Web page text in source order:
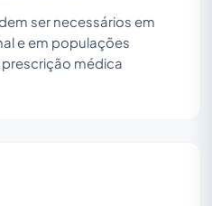
ser necessários em
e em populações
médica